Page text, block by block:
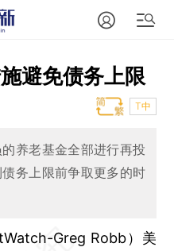
避免债务上限
T中
养老基金全部进行再投
务上限前争取更多的时
Greg Robb） 美